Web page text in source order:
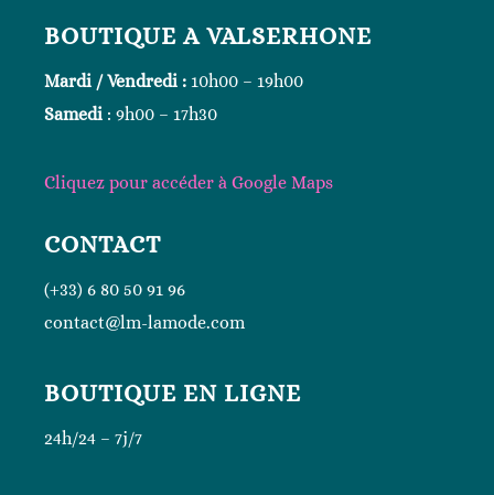
BOUTIQUE A VALSERHONE
Mardi / Vendredi : 10h00 – 19h00
Samedi : 9h00 – 17h30
Cliquez pour accéder à Google Maps
CONTACT
(+33) 6 80 50 91 96
contact@lm-lamode.com
BOUTIQUE EN LIGNE
24h/24 – 7j/7